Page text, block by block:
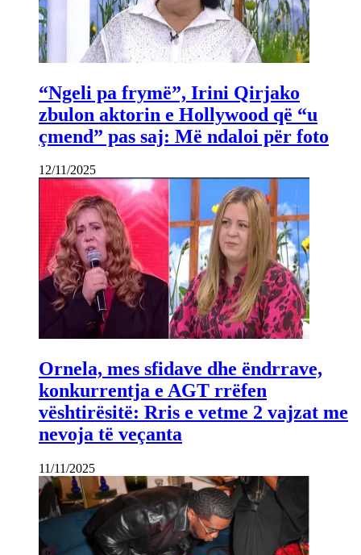
“Ngeli pa frymë”, Irini Qirjako
zbulon aktorin e Hollywood që “u
çmend” pas saj: Më ndaloi për foto
12/11/2025
Ornela, mes sfidave dhe ëndrrave,
konkurrentja e AGT rrëfen
vështirësitë: Rris e vetme 2 vajzat me
nevoja të veçanta
11/11/2025